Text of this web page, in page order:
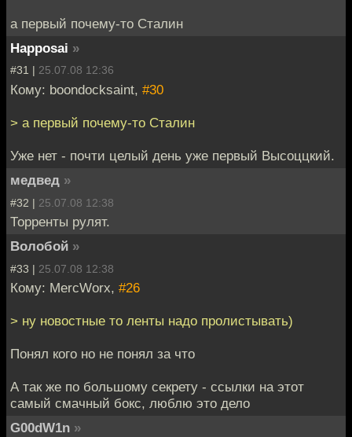
а первый почему-то Сталин
Happosai »
#31 | 25.07.08 12:36
Кому: boondocksaint, #30
> а первый почему-то Сталин
Уже нет - почти целый день уже первый Высоццкий.
медвед »
#32 | 25.07.08 12:38
Торренты рулят.
Волобой »
#33 | 25.07.08 12:38
Кому: MercWorx, #26
> ну новостные то ленты надо пролистывать)
Понял кого но не понял за что
А так же по большому секрету - ссылки на этот
самый смачный бокс, люблю это дело
G00dW1n »